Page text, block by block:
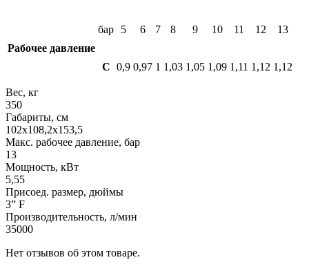
Рабочее давление
бар 5 6 7 8 9 10 11 12 13
C 0,9 0,97 1 1,03 1,05 1,09 1,11 1,12 1,12
Вес, кг
350
Габариты, см
102х108,2х153,5
Макс. рабочее давление, бар
13
Мощность, кВт
5,55
Присоед. размер, дюймы
3” F
Производительность, л/мин
35000
Нет отзывов об этом товаре.